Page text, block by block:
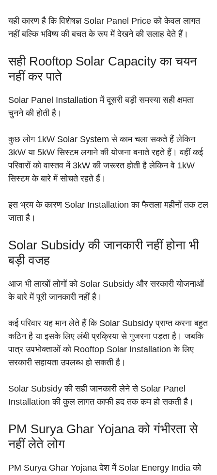
यही कारण है कि विशेषज्ञ Solar Panel Price को केवल लागत
नहीं बल्कि भविष्य की बचत के रूप में देखने की सलाह देते हैं।
सही Rooftop Solar Capacity का चयन
नहीं कर पाते
Solar Panel Installation में दूसरी बड़ी समस्या सही क्षमता
चुनने की होती है।
कुछ लोग 1kW Solar System से काम चला सकते हैं लेकिन
3kW या 5kW सिस्टम लगाने की योजना बनाते रहते हैं। वहीं कई
परिवारों को वास्तव में 3kW की जरूरत होती है लेकिन वे 1kW
सिस्टम के बारे में सोचते रहते हैं।
इस भ्रम के कारण Solar Installation का फैसला महीनों तक टल
जाता है।
Solar Subsidy की जानकारी नहीं होना भी
बड़ी वजह
आज भी लाखों लोगों को Solar Subsidy और सरकारी योजनाओं
के बारे में पूरी जानकारी नहीं है।
कई परिवार यह मान लेते हैं कि Solar Subsidy प्राप्त करना बहुत
कठिन है या इसके लिए लंबी प्रक्रिया से गुजरना पड़ता है। जबकि
पात्र उपभोक्ताओं को Rooftop Solar Installation के लिए
सरकारी सहायता उपलब्ध हो सकती है।
Solar Subsidy की सही जानकारी लेने से Solar Panel
Installation की कुल लागत काफी हद तक कम हो सकती है।
PM Surya Ghar Yojana को गंभीरता से
नहीं लेते लोग
PM Surya Ghar Yojana देश में Solar Energy India को